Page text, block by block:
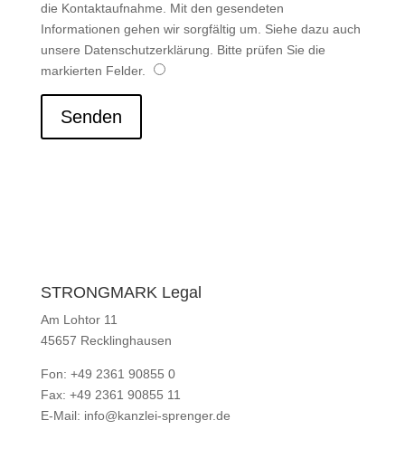
die Kontaktaufnahme. Mit den gesendeten
Informationen gehen wir sorgfältig um. Siehe dazu auch
unsere Datenschutzerklärung. Bitte prüfen Sie die
markierten Felder.
Senden
STRONGMARK Legal
Am Lohtor 11
45657 Recklinghausen
Fon: +49 2361 90855 0
Fax: +49 2361 90855 11
E-Mail: info@kanzlei-sprenger.de